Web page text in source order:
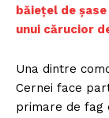
băieţel de
unui cărucior
Una dintre
Cernei face
primare de fag